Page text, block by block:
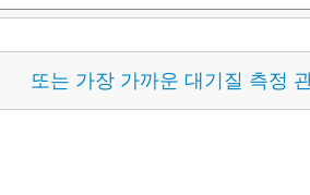
또는 가장 가까운 대기질 측정